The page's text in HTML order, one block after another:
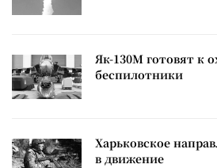
Як-130М готовят к
беспилотники
Харьковское
в движение